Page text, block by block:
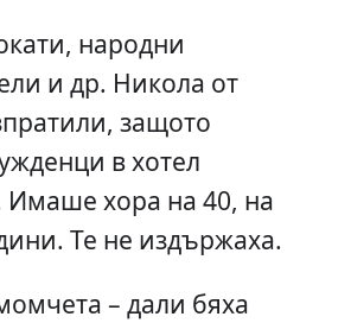
народни
и др. Никола от
защото
в хотел
Имаше хора на 40, на
Те не издържаха.
– дали бяха